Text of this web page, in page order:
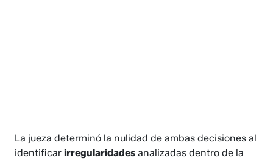
La jueza determinó la nulidad de ambas decisiones al
identificarirregularidadesanalizadas dentro de la